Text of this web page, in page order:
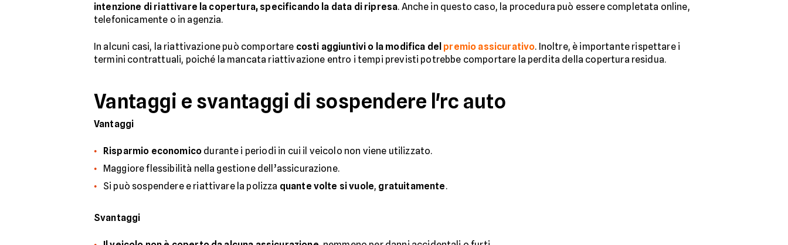
intenzione di riattivare la copertura, specificando la data di ripresa. Anche in questo caso, la procedura può essere completata online,
telefonicamente o in agenzia.
In alcuni casi, la riattivazione può comportare costi aggiuntivi o la modifica del premio assicurativo. Inoltre, è importante rispettare i
termini contrattuali, poiché la mancata riattivazione entro i tempi previsti potrebbe comportare la perdita della copertura residua.
Vantaggi e svantaggi di sospendere l'rc auto
Vantaggi
Risparmio economico durante i periodi in cui il veicolo non viene utilizzato.
Maggiore flessibilità nella gestione dell’assicurazione.
Si può sospendere e riattivare la polizza quante volte si vuole, gratuitamente.
Svantaggi